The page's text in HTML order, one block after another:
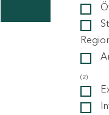
(2)